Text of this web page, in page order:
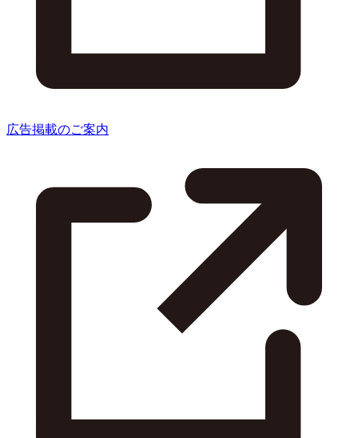
広告掲載のご案内